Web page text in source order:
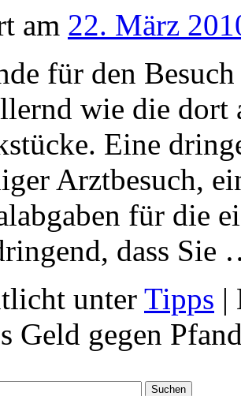
am 22. März
für den
wie die dort
Eine
Arztbesuch,
für die
dass
unter Tipps |
Geld gegen